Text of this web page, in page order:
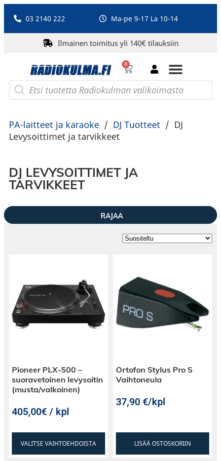
03 2140 222 Ma-pe 9-17 La 10-14
Ilmainen toimitus yli 140€ tilauksiin
0
PA-laitteet ja karaoke / DJ Tuotteet / DJ
Levysoittimet ja tarvikkeet
DJ LEVYSOITTIMET JA
TARVIKKEET
RAJAA
Pioneer PLX-500 –
suoravetoinen levysoitin
(musta/valkoinen)
405,00€ / kpl
VALITSE VAIHTOEHDOISTA
Ortofon Stylus Pro S
Vaihtoneula
37,90€/kpl
LISÄÄ OSTOSKORIIN